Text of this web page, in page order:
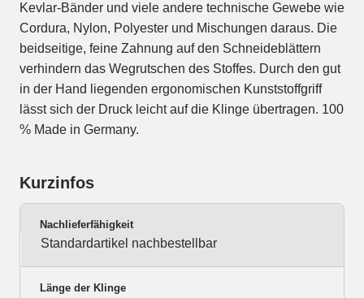
Kevlar-Bänder und viele andere technische Gewebe wie
Cordura, Nylon, Polyester und Mischungen daraus. Die
beidseitige, feine Zahnung auf den Schneideblättern
verhindern das Wegrutschen des Stoffes. Durch den gut
in der Hand liegenden ergonomischen Kunststoffgriff
lässt sich der Druck leicht auf die Klinge übertragen. 100
% Made in Germany.
Kurzinfos
Nachlieferfähigkeit
Standardartikel nachbestellbar
Länge der Klinge